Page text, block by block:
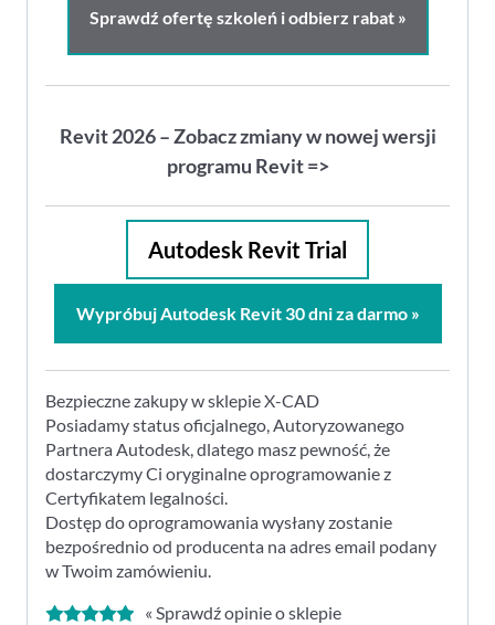
Sprawdź ofertę szkoleń i odbierz rabat »
Revit 2026 – Zobacz zmiany w nowej wersji
programu Revit =>
Autodesk Revit Trial
Wypróbuj Autodesk Revit 30 dni za darmo »
Bezpieczne zakupy w sklepie X-CAD
Posiadamy status oficjalnego, Autoryzowanego
Partnera Autodesk, dlatego masz pewność, że
dostarczymy Ci oryginalne oprogramowanie z
Certyfikatem legalności.
Dostęp do oprogramowania wysłany zostanie
bezpośrednio od producenta na adres email podany
w Twoim zamówieniu.
« Sprawdź opinie o sklepie